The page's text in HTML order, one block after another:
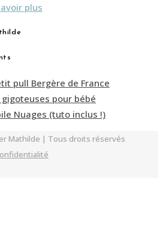
plus
pull Bergère de France
gigoteuses pour bébé
Nuages (tuto inclus !)
Mathilde | Tous droits réservés